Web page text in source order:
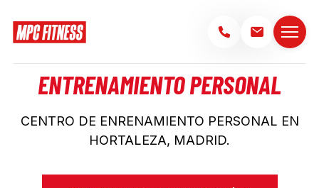
ENTRENAMIENTO PERSONAL
CENTRO DE ENRENAMIENTO PERSONAL EN
HORTALEZA, MADRID.